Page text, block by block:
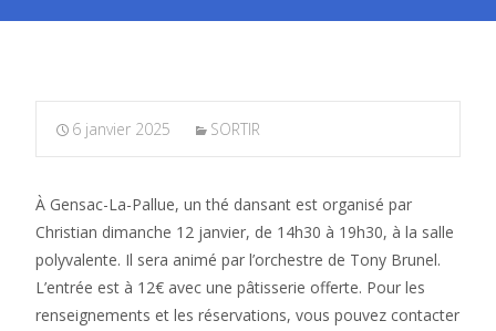
6 janvier 2025 SORTIR
À Gensac-La-Pallue, un thé dansant est organisé par
Christian dimanche 12 janvier, de 14h30 à 19h30, à la salle
polyvalente. Il sera animé par l’orchestre de Tony Brunel.
L’entrée est à 12€ avec une pâtisserie offerte. Pour les
renseignements et les réservations, vous pouvez contacter